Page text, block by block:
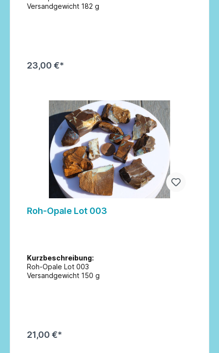
Versandgewicht 182 g
23,00 €*
Roh-Opale Lot 003
Kurzbeschreibung:
Roh-Opale Lot 003
Versandgewicht 150 g
21,00 €*